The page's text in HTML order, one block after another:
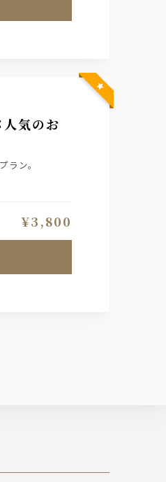
気のお
ン。
¥3,800